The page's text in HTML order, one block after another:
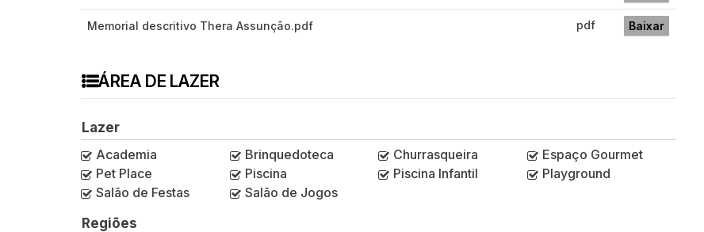
Memorial descritivo Thera Assunção.pdf pdf Baixar
ÁREA DE LAZER
Lazer
Academia
Brinquedoteca Churrasqueira
Espaço Gourmet
Pet Place
Piscina Piscina Infantil
Playground
Salão de Festas
Salão de Jogos
Regiões